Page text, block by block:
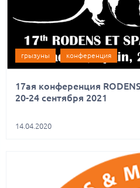
грызуны конференция
17ая конференция
20-24 сентября 2021
14.04.2020